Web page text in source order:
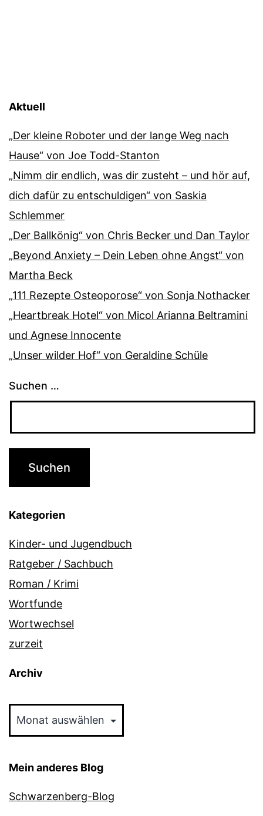
Aktuell
„Der kleine Roboter und der lange Weg nach
Hause“ von Joe Todd-Stanton
„Nimm dir endlich, was dir zusteht – und hör auf,
dich dafür zu entschuldigen“ von Saskia
Schlemmer
„Der Ballkönig“ von Chris Becker und Dan Taylor
„Beyond Anxiety – Dein Leben ohne Angst“ von
Martha Beck
„111 Rezepte Osteoporose“ von Sonja Nothacker
„Heartbreak Hotel“ von Micol Arianna Beltramini
und Agnese Innocente
„Unser wilder Hof“ von Geraldine Schüle
Suchen …
Kategorien
Kinder- und Jugendbuch
Ratgeber / Sachbuch
Roman / Krimi
Wortfunde
Wortwechsel
zurzeit
Archiv
Mein anderes Blog
Schwarzenberg-Blog